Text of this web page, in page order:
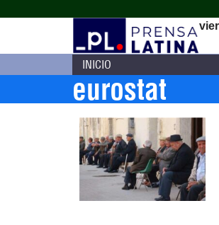
INICIO
eurostat